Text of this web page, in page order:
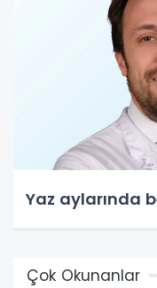
Yaz aylarında
Çok Okunanlar